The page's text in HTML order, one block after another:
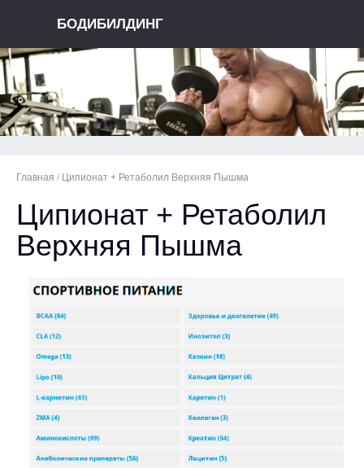
БОДИБИЛДИНГ
Главная / Ципионат + Ретаболил Верхняя Пышма
Ципионат + Ретаболил
Верхняя Пышма